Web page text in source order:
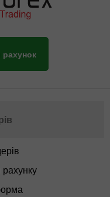
рахунок
рахунку